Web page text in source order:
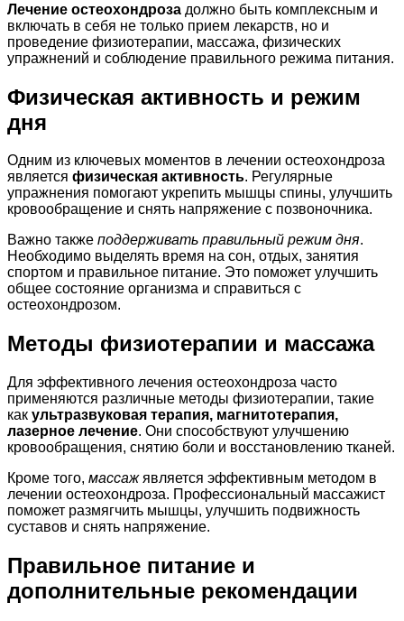
Лечение остеохондроза должно быть комплексным и
включать в себя не только прием лекарств, но и
проведение физиотерапии, массажа, физических
упражнений и соблюдение правильного режима питания.
Физическая активность и режим
дня
Одним из ключевых моментов в лечении остеохондроза
является физическая активность. Регулярные
упражнения помогают укрепить мышцы спины, улучшить
кровообращение и снять напряжение с позвоночника.
Важно также поддерживать правильный режим дня.
Необходимо выделять время на сон, отдых, занятия
спортом и правильное питание. Это поможет улучшить
общее состояние организма и справиться с
остеохондрозом.
Методы физиотерапии и массажа
Для эффективного лечения остеохондроза часто
применяются различные методы физиотерапии, такие
как ультразвуковая терапия, магнитотерапия,
лазерное лечение. Они способствуют улучшению
кровообращения, снятию боли и восстановлению тканей.
Кроме того, массажявляется эффективным методом в
лечении остеохондроза. Профессиональный массажист
поможет размягчить мышцы, улучшить подвижность
суставов и снять напряжение.
Правильное питание и
дополнительные рекомендации